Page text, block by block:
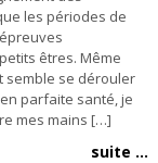
les périodes de
êtres. Même
semble se dérouler
parfaite santé, je
mes mains […]
suite ...